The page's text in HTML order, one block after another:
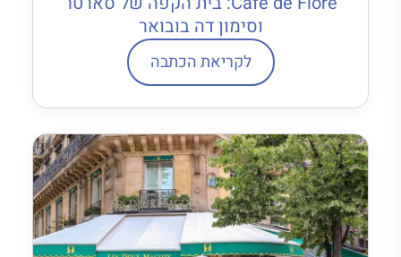
וסימון דה בובואר
לקריאת הכתבה